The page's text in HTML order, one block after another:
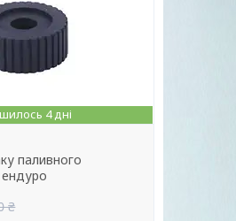
4 дні
паливного
₴